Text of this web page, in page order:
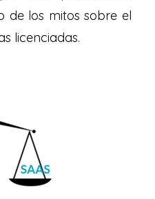
de los mitos sobre el
licenciadas.